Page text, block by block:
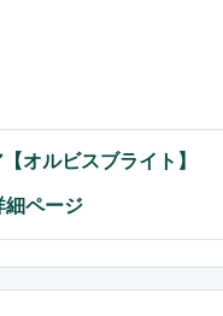
オルビスブライト】
細ページ